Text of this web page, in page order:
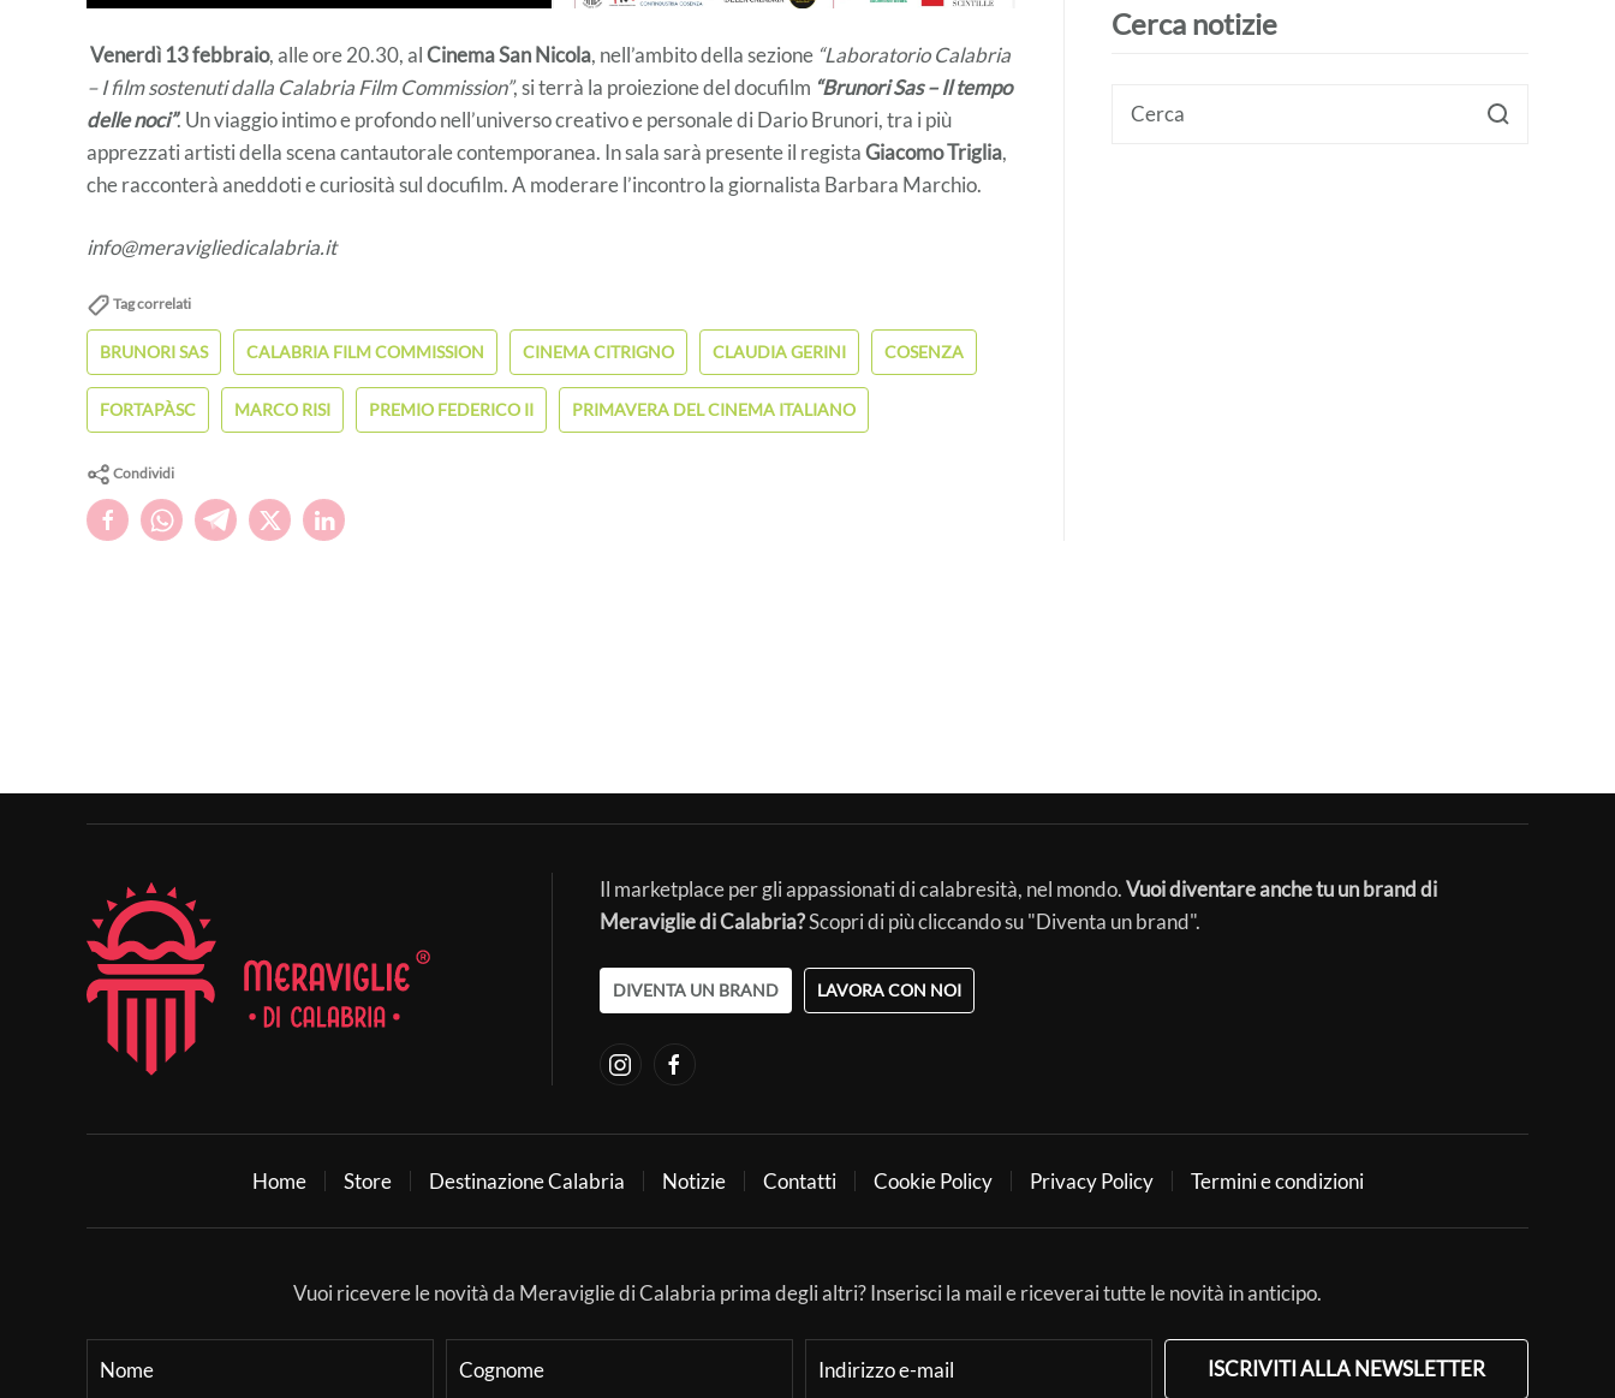
Venerdì 13 febbraio, alle ore 20.30, alCinema San Nicola, nell’ambito della sezione “Laboratorio Calabria
– I film sostenuti dalla Calabria Film Commission”, si terrà la proiezione del docufilm “Brunori Sas – Il tempo
delle noci”. Un viaggio intimo e profondo nell’universo creativo e personale di Dario Brunori, tra i più
apprezzati artisti della scena cantautorale contemporanea. In sala sarà presente il registaGiacomo Triglia,
che racconterà aneddoti e curiosità sul docufilm. A moderare l’incontro la giornalista Barbara Marchio.
info@meravigliedicalabria.it
Tag correlati
BRUNORI SAS CALABRIA FILM COMMISSION CINEMA CITRIGNO CLAUDIA GERINI COSENZA
FORTAPÀSC MARCO RISI PREMIO FEDERICO II PRIMAVERA DEL CINEMA ITALIANO
Condividi
Cerca notizie
Il marketplace per gli appassionati di calabresità, nel mondo.Vuoi diventare anche tu un brand di
Meraviglie di Calabria?Scopri di più cliccando su "Diventa un brand".
DIVENTA UN BRAND LAVORA CON NOI
Home Store Destinazione Calabria Notizie Contatti Cookie Policy Privacy Policy Termini e condizioni
Vuoi ricevere le novità da Meraviglie di Calabria prima degli altri? Inserisci la mail e riceverai tutte le novità in anticipo.
ISCRIVITI ALLA NEWSLETTER